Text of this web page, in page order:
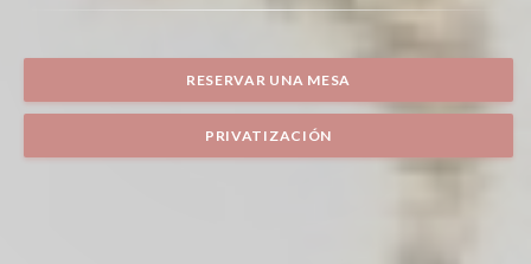
RESERVAR UNA MESA
PRIVATIZACIÓN